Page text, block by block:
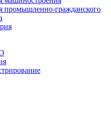
промышленно-гражданского